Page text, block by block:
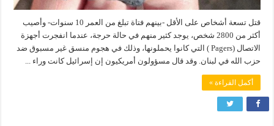
قتل تسعة أشخاص على الأقل -بينهم فتاة تبلغ من العمر 10 سنوات- وأصيب
أكثر من 2800 شخص، يوجد كثير منهم في حالة حرجة، عندما انفجرت أجهزة
الاتصال (Pagers ) التي كانوا يحملونها، وذلك في هجوم منسق غير مسبوق ضد
حزب الله في لبنان. وقد قال مسؤولون أمريكيون إن إسرائيل كانت وراء ...
أكمل القراءة »